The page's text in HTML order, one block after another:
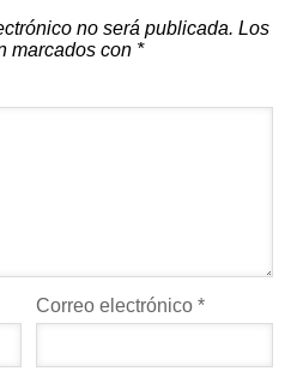
no será publicada. Los
marcados con *
Correo electrónico*